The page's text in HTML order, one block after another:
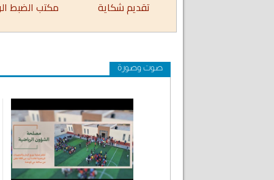
تقديم شكاية مكتب الضبط
صوت وصورة